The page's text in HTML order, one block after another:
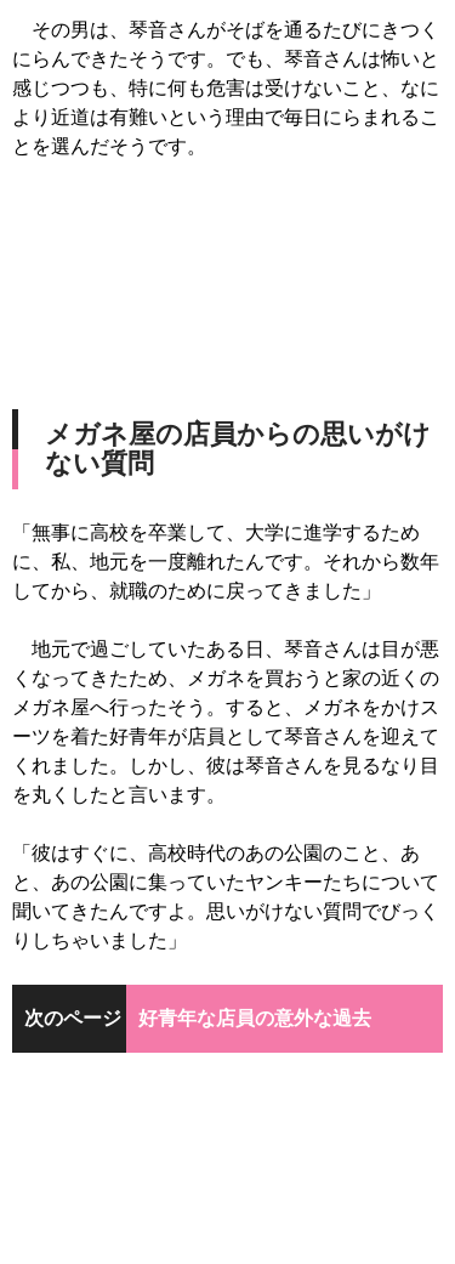
その男は、琴音さんがそばを通るたびにきつく
にらんできたそうです。でも、琴音さんは怖いと
感じつつも、特に何も危害は受けないこと、なに
より近道は有難いという理由で毎日にらまれるこ
とを選んだそうです。
メガネ屋の店員からの思いがけ
ない質問
「無事に高校を卒業して、大学に進学するため
に、私、地元を一度離れたんです。それから数年
してから、就職のために戻ってきました」
地元で過ごしていたある日、琴音さんは目が悪
くなってきたため、メガネを買おうと家の近くの
メガネ屋へ行ったそう。すると、メガネをかけス
ーツを着た好青年が店員として琴音さんを迎えて
くれました。しかし、彼は琴音さんを見るなり目
を丸くしたと言います。
「彼はすぐに、高校時代のあの公園のこと、あ
と、あの公園に集っていたヤンキーたちについて
聞いてきたんですよ。思いがけない質問でびっく
りしちゃいました」
次のページ 好青年な店員の意外な過去